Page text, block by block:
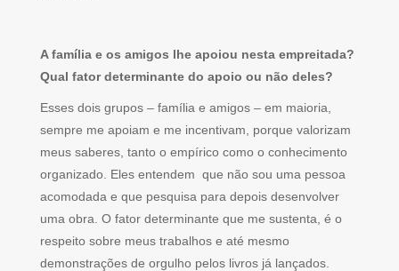
A família e os amigos lhe apoiou nesta empreitada?
Qual fator determinante do apoio ou não deles?
Esses dois grupos – família e amigos – em maioria,
sempre me apoiam e me incentivam, porque valorizam
meus saberes, tanto o empírico como o conhecimento
organizado. Eles entendem que não sou uma pessoa
acomodada e que pesquisa para depois desenvolver
uma obra. O fator determinante que me sustenta, é o
respeito sobre meus trabalhos e até mesmo
demonstrações de orgulho pelos livros já lançados.